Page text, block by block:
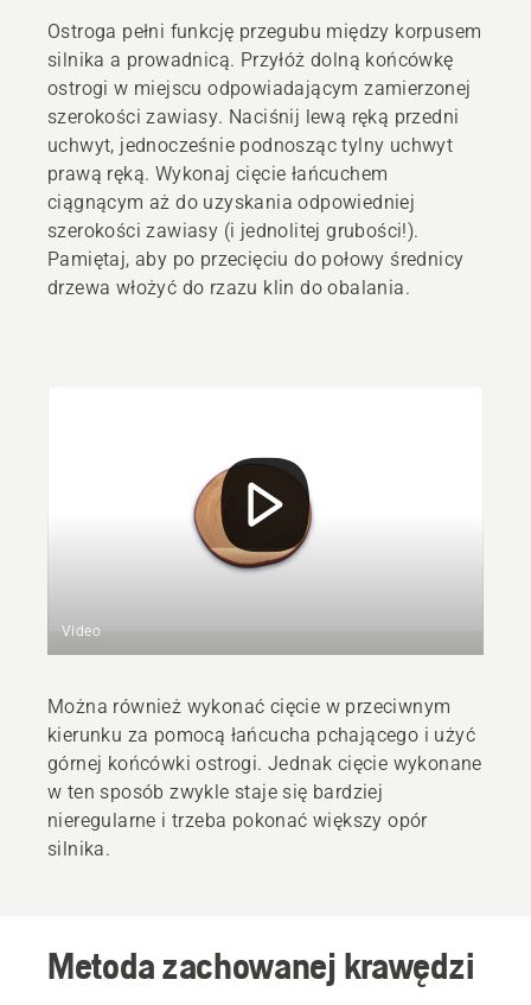
Ostroga pełni funkcję przegubu między korpusem
silnika a prowadnicą. Przyłóż dolną końcówkę
ostrogi w miejscu odpowiadającym zamierzonej
szerokości zawiasy. Naciśnij lewą ręką przedni
uchwyt, jednocześnie podnosząc tylny uchwyt
prawą ręką. Wykonaj cięcie łańcuchem
ciągnącym aż do uzyskania odpowiedniej
szerokości zawiasy (i jednolitej grubości!).
Pamiętaj, aby po przecięciu do połowy średnicy
drzewa włożyć do rzazu klin do obalania.
Video
Można również wykonać cięcie w przeciwnym
kierunku za pomocą łańcucha pchającego i użyć
górnej końcówki ostrogi. Jednak cięcie wykonane
w ten sposób zwykle staje się bardziej
nieregularne i trzeba pokonać większy opór
silnika.
Metoda zachowanej krawędzi